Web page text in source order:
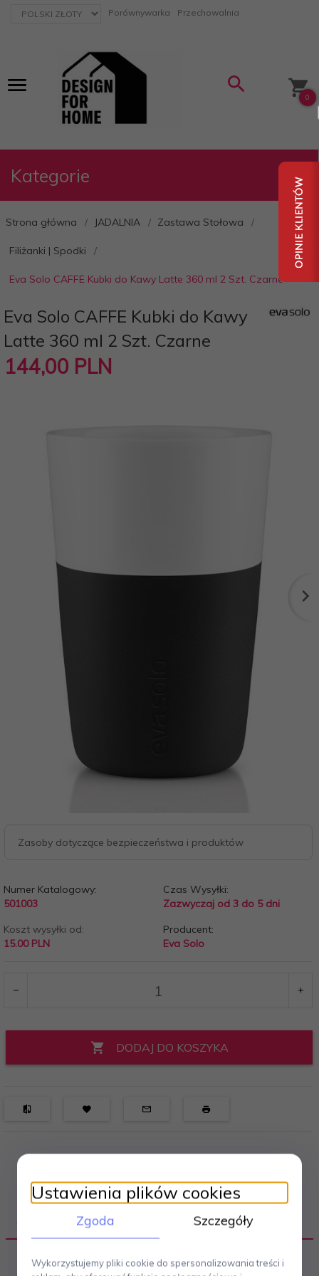
currency_h Porównywarka Przechowalnia
0
Kategorie
Strona główna JADALNIA Zastawa Stołowa
Filiżanki | Spodki
Eva Solo CAFFE Kubki do Kawy Latte 360 ml 2 Szt. Czarne
Eva Solo CAFFE Kubki do Kawy
Latte 360 ml 2 Szt. Czarne
144,00 PLN
Zasoby dotyczące bezpieczeństwa i produktów
Numer Katalogowy:
501003
Czas Wysyłki:
Zazwyczaj od 3 do 5 dni
Koszt wysyłki od:
15.00 PLN
Producent:
Eva Solo
DODAJ DO KOSZYKA
OPIS PRODUKTU
Ustawienia plików cookies
Zgoda Szczegóły
Wykorzystujemy pliki cookie do spersonalizowania treści i